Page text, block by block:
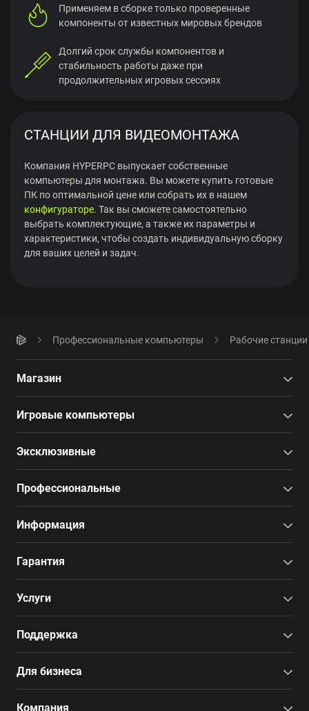
СТАНЦИИ ДЛЯ ВИДЕОМОНТАЖА
Компания HYPERPC выпускает собственные
компьютеры для монтажа. Вы можете купить готовые
ПК по оптимальной цене или собрать их в нашем
конфигураторе. Так вы сможете самостоятельно
выбрать комплектующие, а также их параметры и
характеристики, чтобы создать индивидуальную сборку
для ваших целей и задач.
Применяем в сборке только проверенные
компоненты от известных мировых брендов
Долгий срок службы компонентов и
стабильность работы даже при
продолжительных игровых сессиях
Профессиональные компьютеры Рабочие
Магазин
Игровые компьютеры
Эксклюзивные
Профессиональные
Информация
Гарантия
Услуги
Поддержка
Для бизнеса
Компания